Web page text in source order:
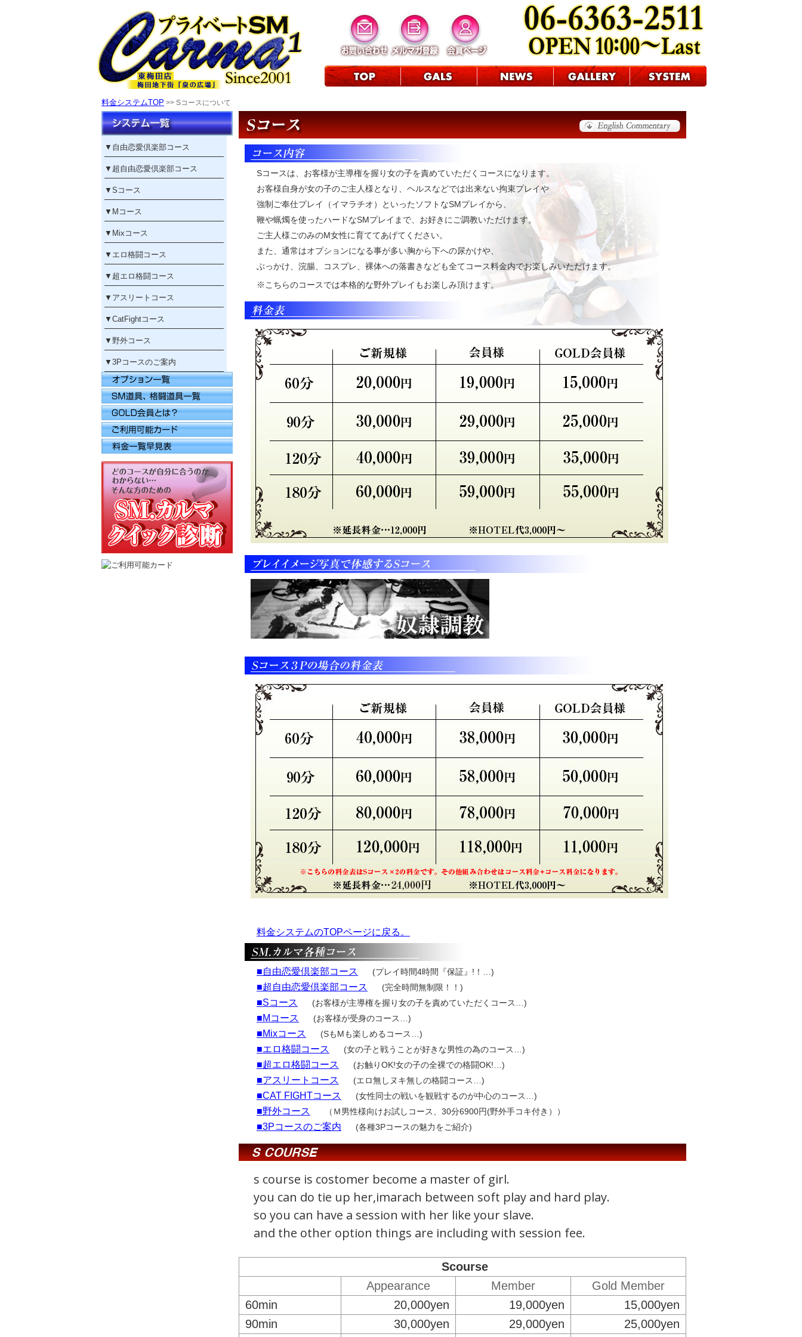
料金システムTOP >> Sコースについて
▼ 自由恋愛倶楽部コース
▼ 超自由恋愛倶楽部コース
▼ Sコース
▼ Mコース
▼ Mixコース
▼ エロ格闘コース
▼ 超エロ格闘コース
▼ アスリートコース
▼ CatFightコース
▼ 野外コース
▼ 3Pコースのご案内
Sコースは、お客様が主導権を握り女の子を責めていただくコースになります。
お客様自身が女の子のご主人様となり、ヘルスなどでは出来ない拘束プレイや
強制ご奉仕プレイ（イマラチオ）といったソフトなSMプレイから、
鞭や蝋燭を使ったハードなSMプレイまで、お好きにご調教いただけます。
ご主人様ごのみのM女性に育ててあげてください。
また、通常はオプションになる事が多い胸から下への尿かけや、
ぶっかけ、浣腸、コスプレ、裸体への落書きなども全てコース料金内でお楽しみいただけます。
※こちらのコースでは本格的な野外プレイもお楽しみ頂けます。
料金システムのTOPページに戻る。
■自由恋愛倶楽部コース (プレイ時間4時間『保証』!！…)
■超自由恋愛倶楽部コース (完全時間無制限！！)
■Sコース (お客様が主導権を握り女の子を責めていただくコース…)
■Mコース (お客様が受身のコース…)
■Mixコース (SもMも楽しめるコース…)
■エロ格闘コース (女の子と戦うことが好きな男性の為のコース…)
■超エロ格闘コース (お触りOK!女の子の全裸での格闘OK!…)
■アスリートコース (エロ無しヌキ無しの格闘コース…)
■CAT FIGHTコース (女性同士の戦いを観戦するのが中心のコース…)
■野外コース （Ｍ男性様向けお試しコース、30分6900円(野外手コキ付き））
■3Pコースのご案内 (各種3Pコースの魅力をご紹介)
s course is costomer become a master of girl.
you can do tie up her,imarach between soft play and hard play.
so you can have a session with her like your slave.
and the other option things are including with session fee.
Scourse
Appearance
Member
Gold Member
60min
20,000yen 19,000yen
15,000yen
90min
30,000yen 29,000yen
25,000yen